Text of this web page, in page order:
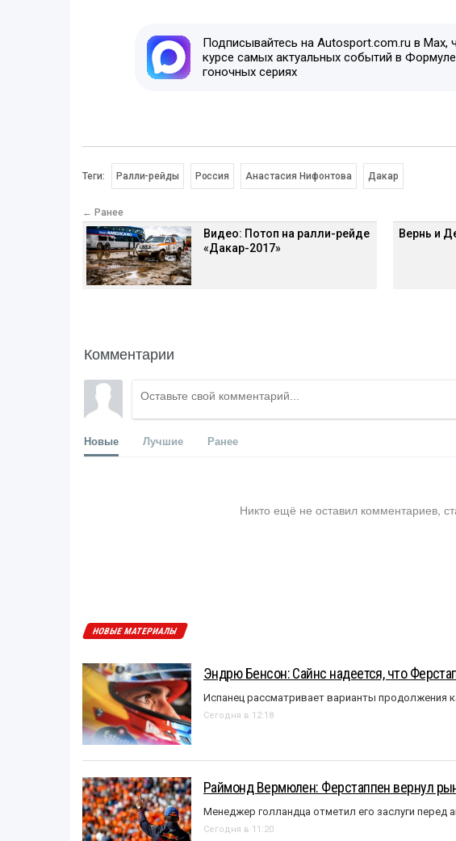
Подписывайтесь на Autosport.com.ru в Max,
курсе самых актуальных событий в
гоночных сериях
Теги: Ралли-рейды Россия Анастасия Нифонтова Дакар
← Ранее
Видео: Потоп на ралли-рейде
«Дакар-2017»
Вернь и
Комментарии
Новые Лучшие Ранее
Никто ещё не оставил комментариев,
НОВЫЕ МАТЕРИАЛЫ
Эндрю Бенсон: Сайнс надеется, что
Испанец рассматривает варианты продолжения
Сегодня в 12:18
Раймонд Вермюлен: Ферстаппен вернул
Менеджер голландца отметил его заслуги перед
Сегодня в 11:20